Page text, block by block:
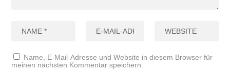
Name, E-Mail-Adresse und Website in diesem Browser für
meinen nächsten Kommentar speichern.